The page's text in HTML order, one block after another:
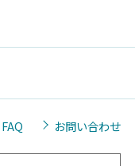
FAQ お問い合わせ